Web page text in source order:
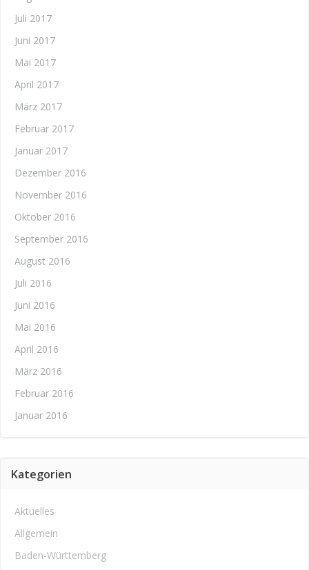
Juli 2017
Juni 2017
Mai 2017
April 2017
März 2017
Februar 2017
Januar 2017
Dezember 2016
November 2016
Oktober 2016
September 2016
August 2016
Juli 2016
Juni 2016
Mai 2016
April 2016
März 2016
Februar 2016
Januar 2016
Kategorien
Aktuelles
Allgemein
Baden-Württemberg